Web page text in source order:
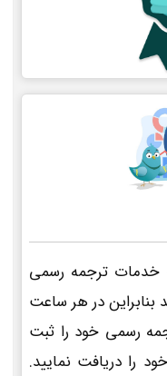
خدمات ترجمه رسمی
نماید بنابراین در هر ساعت
رسمی خود را ثبت
را دریافت نمایید.